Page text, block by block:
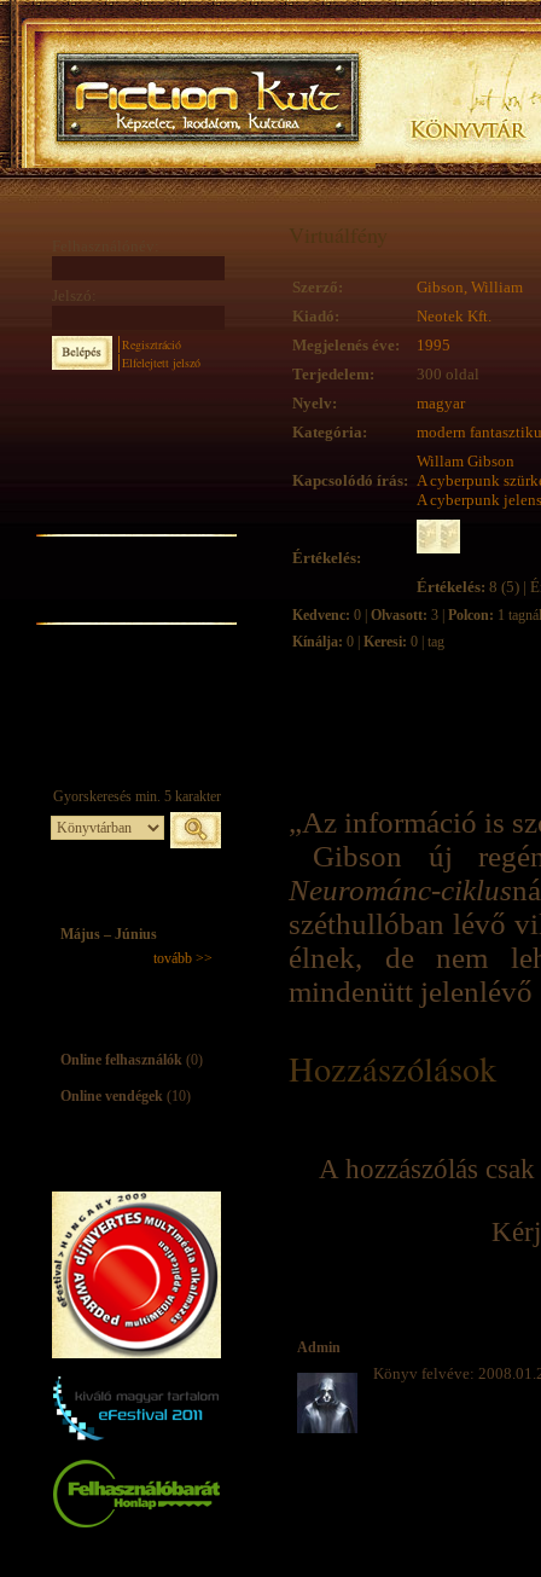
Jelszó:
Regisztráció
Elfelejtett jelszó
Május – Június
tovább >>
Online felhasználók (0)
Online vendégek (10)
Virtuálfény
Szerző:
Gibson, William
Kiadó:
Neotek Kft.
Megjelenés éve:
1995
Terjedelem:
300 oldal
Nyelv:
magyar
Kategória:
modern
Kapcsolódó írás:
Willam Gibson
A cyberpunk
A cyberpunk
Értékelés:
Értékelés: 8 (5) |
Kedvenc: 0 | Olvasott: 3 | Polcon: 1 tagnál
Kínálja: 0 | Keresi: 0 | tag
„Az információ is
Gibson új
Neurománc-ciklus
széthullóban lévő
élnek, de nem
mindenütt jelenlévő
Hozzászólások
A hozzászólás
Admin
Könyv felvéve: